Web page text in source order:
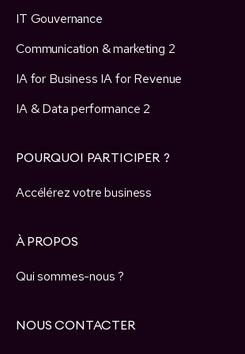
m'accompagner dans mes projets, et j'ai
riches et très dynamiques : On repart
faire avancer son business.
Helene ARGENTI
Orange
Un séjour qui me fait gagner du temps sur
veille, au retour d'expérience et au
Program Director : Security for
IT Gouvernance
Communication & marketing 2
IA for Business IA for Revenue
IA & Data performance 2
POURQUOI PARTICIPER ?
Accélérez votre business
À PROPOS
Qui sommes-nous ?
NOUS CONTACTER